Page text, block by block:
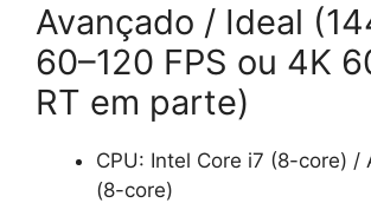
Avançado / Ideal
60–120 FPS ou 4K
RT em parte)
CPU: Intel Core i7 (8-core) /
(8-core)